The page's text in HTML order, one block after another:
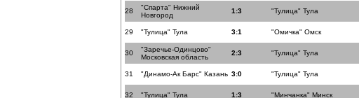
28
"Спарта" Нижний
Новгород
1:3 "Тулица" Тула
29 "Тулица" Тула 3:1 "Омичка" Омск
30
"Заречье-Одинцово"
Московская область
2:3 "Тулица" Тула
31 "Динамо-Ак Барс" Казань 3:0 "Тулица" Тула
32 "Тулица" Тула 1:3 "Минчанка" Минск